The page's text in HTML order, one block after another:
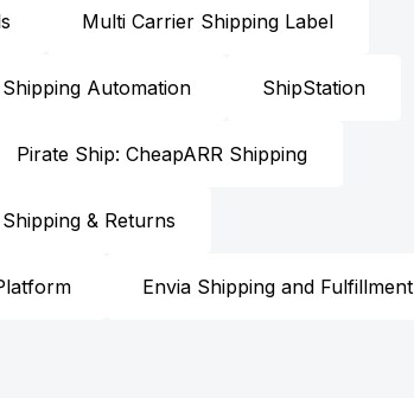
Multi Carrier Shipping Label
Shipping Automation ShipStation
Pirate Ship: CheapARR Shipping
Shipping & Returns
Envia Shipping and Fulfillment